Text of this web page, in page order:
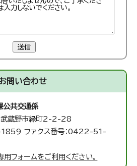
送信
問い合わせ
公共交通係
蔵野市緑町2-2-28
ファクス番号：0422-51-
フォームをご利用ください。